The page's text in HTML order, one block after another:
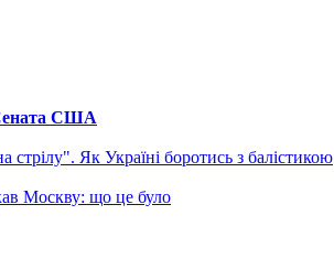
Сената США
Як Україні боротись з балістикою
Москву: що це було